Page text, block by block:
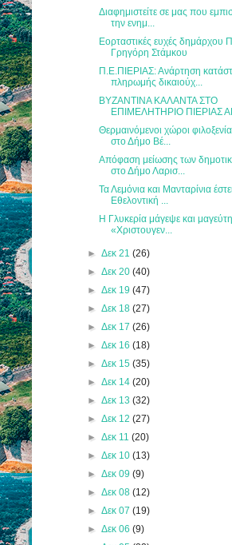
Διαφημιστείτε σε μας που
την ενημ...
Εορταστικές ευχές δημάρχου
Γρηγόρη Στάμκου
Π.Ε.ΠΙΕΡΙΑΣ: Ανάρτηση
πληρωμής δικαιούχ...
ΒΥΖΑΝΤΙΝΑ ΚΑΛΑΝΤΑ ΣΤΟ
ΕΠΙΜΕΛΗΤΗΡΙΟ ΠΙΕΡΙΑΣ
Θερμαινόμενοι χώροι
στο Δήμο Βέ...
Απόφαση μείωσης των
στο Δήμο Λαρισ...
Τα Λεμόνια και Μανταρίνια
Εθελοντική ...
Η Γλυκερία μάγεψε και
«Χριστουγεν...
► Δεκ 21 (26)
► Δεκ 20 (40)
► Δεκ 19 (47)
► Δεκ 18 (27)
► Δεκ 17 (26)
► Δεκ 16 (18)
► Δεκ 15 (35)
► Δεκ 14 (20)
► Δεκ 13 (32)
► Δεκ 12 (27)
► Δεκ 11 (20)
► Δεκ 10 (13)
► Δεκ 09 (9)
► Δεκ 08 (12)
► Δεκ 07 (19)
► Δεκ 06 (9)